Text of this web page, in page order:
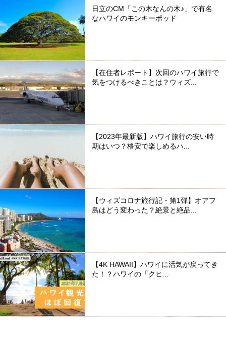
日立のCM「この木なんの木♪」で有名
なハワイのモンキーポッド
【在住者レポート】次回のハワイ旅行で
気をつけるべきことは？ウィズ...
【2023年最新版】ハワイ旅行の安い時
期はいつ？格安で楽しめるハ...
【ウィズコロナ旅行記・第1弾】オアフ
島はどう変わった？絶景と絶品...
【4K HAWAII】ハワイに活気が戻ってき
た！？ハワイの「クヒ...